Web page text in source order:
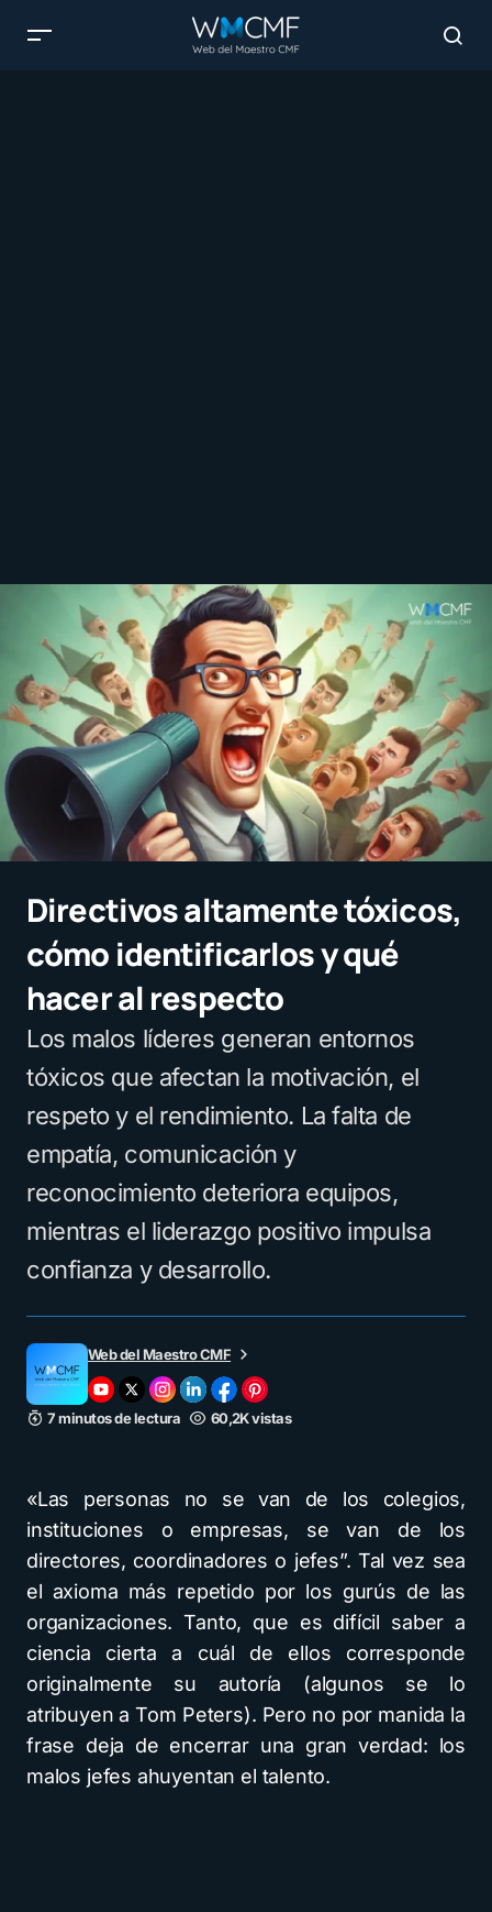
Directivos altamente tóxicos,
cómo identificarlos y qué
hacer al respecto
Los malos líderes generan entornos
tóxicos que afectan la motivación, el
respeto y el rendimiento. La falta de
empatía, comunicación y
reconocimiento deteriora equipos,
mientras el liderazgo positivo impulsa
confianza y desarrollo.
Web del Maestro CMF
7 minutos de lectura 60,2K vistas
«Las personas no se van de los colegios,
instituciones o empresas, se van de los
directores, coordinadores o jefes”. Tal vez sea
el axioma más repetido por los gurús de las
organizaciones. Tanto, que es difícil saber a
ciencia cierta a cuál de ellos corresponde
originalmente su autoría (algunos se lo
atribuyen a Tom Peters). Pero no por manida la
frase deja de encerrar una gran verdad: los
malos jefes ahuyentan el talento.